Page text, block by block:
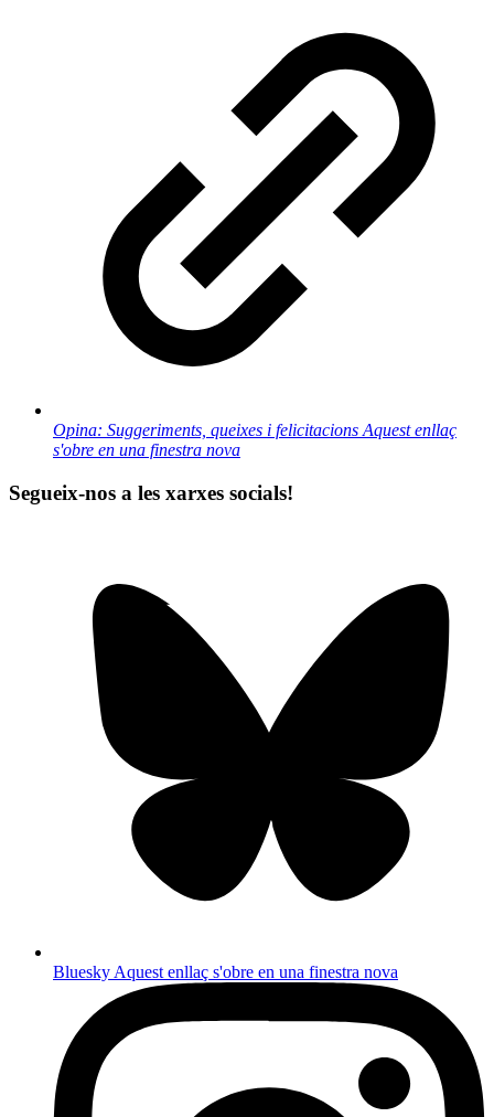
Opina: Suggeriments, queixes i felicitacions Aquest enllaç
s'obre en una finestra nova
Segueix-nos a les xarxes socials!
Bluesky Aquest enllaç s'obre en una finestra nova